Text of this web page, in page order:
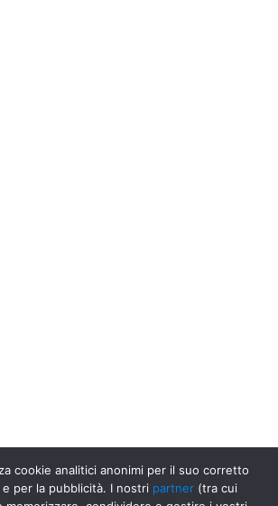
cookie analitici anonimi per il suo corretto
per la pubblicità. I nostri partner (tra cui